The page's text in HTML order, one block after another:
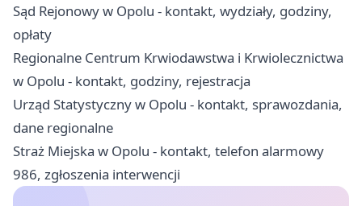
Sąd Rejonowy w Opolu - kontakt, wydziały, godziny,
opłaty
Regionalne Centrum Krwiodawstwa i Krwiolecznictwa
w Opolu - kontakt, godziny, rejestracja
Urząd Statystyczny w Opolu - kontakt, sprawozdania,
dane regionalne
Straż Miejska w Opolu - kontakt, telefon alarmowy
986, zgłoszenia interwencji